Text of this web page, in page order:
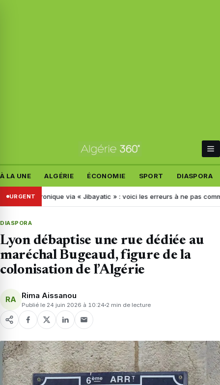
À LA UNE ALGÉRIE ÉCONOMIE SPORT DIASPORA
URGENT via « Jibayatic » : voici les erreurs à ne pas commettre
DIASPORA
Lyon débaptise une rue dédiée au
maréchal Bugeaud, figure de la
colonisation de l’Algérie
RA Rima Aissanou
Publié le 24 juin 2026 à 10:24 2 min de lecture